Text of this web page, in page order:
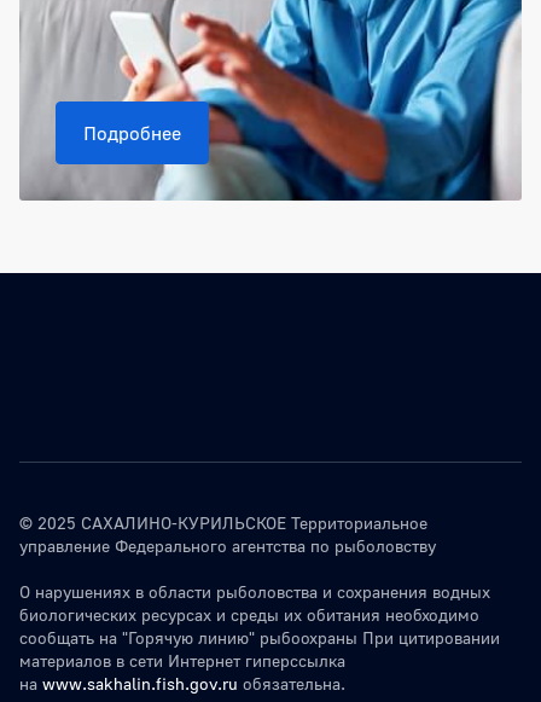
Подробнее
© 2025 САХАЛИНО-КУРИЛЬСКОЕ Территориальное
управление Федерального агентства по рыболовству
О нарушениях в области рыболовства и сохранения водных
биологических ресурсах и среды их обитания необходимо
сообщать на "Горячую линию" рыбоохраны При цитировании
материалов в сети Интернет гиперссылка
на www.sakhalin.fish.gov.ru обязательна.